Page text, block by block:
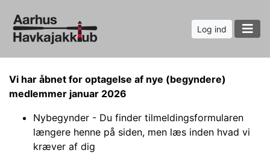
Log ind
Vi har åbnet for optagelse af nye (begyndere)
medlemmer januar 2026
Nybegynder - Du finder tilmeldingsformularen
længere henne på siden, men læs inden hvad vi
kræver af dig